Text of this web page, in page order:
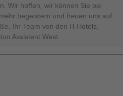
Wir hoffen, wir können Sie bei
begeistern und freuen uns auf
Ihr Team von den H-Hotels,
Assistent West